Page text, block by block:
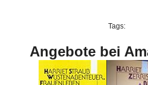
Tags:
Angebote bei